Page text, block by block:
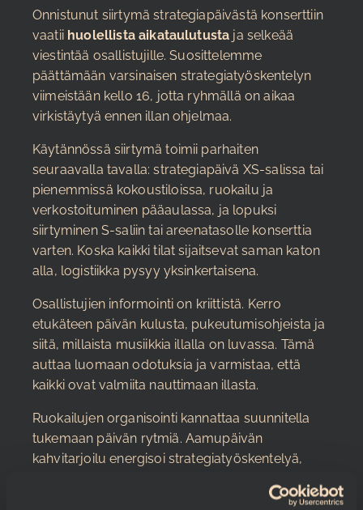
Onnistunut siirtymä strategiapäivästä konserttiin
vaatii huolellista aikataulutusta ja selkeää
viestintää osallistujille. Suosittelemme
päättämään varsinaisen strategiatyöskentelyn
viimeistään kello 16, jotta ryhmällä on aikaa
virkistäytyä ennen illan ohjelmaa.
Käytännössä siirtymä toimii parhaiten
seuraavalla tavalla: strategiapäivä XS-salissa tai
pienemmissä kokoustiloissa, ruokailu ja
verkostoituminen pääaulassa, ja lopuksi
siirtyminen S-saliin tai areenatasolle konserttia
varten. Koska kaikki tilat sijaitsevat saman katon
alla, logistiikka pysyy yksinkertaisena.
Osallistujien informointi on kriittistä. Kerro
etukäteen päivän kulusta, pukeutumisohjeista ja
siitä, millaista musiikkia illalla on luvassa. Tämä
auttaa luomaan odotuksia ja varmistaa, että
kaikki ovat valmiita nauttimaan illasta.
Ruokailujen organisointi kannattaa suunnitella
tukemaan päivän rytmiä. Aamupäivän
kahvitarjoilu energisoi strategiatyöskentelyä,
kahvit voivat toimia siirtymänä kohti rentoa